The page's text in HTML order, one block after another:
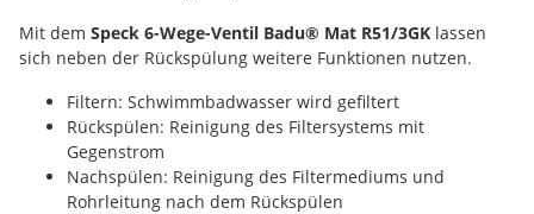
Mit dem Speck 6-Wege-Ventil Badu® Mat R51/3GK lassen
sich neben der Rückspülung weitere Funktionen nutzen.
Filtern: Schwimmbadwasser wird gefiltert
Rückspülen: Reinigung des Filtersystems mit
Gegenstrom
Nachspülen: Reinigung des Filtermediums und
Rohrleitung nach dem Rückspülen